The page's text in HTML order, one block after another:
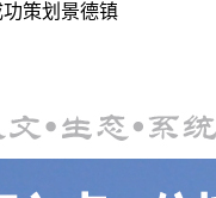
策划景德镇